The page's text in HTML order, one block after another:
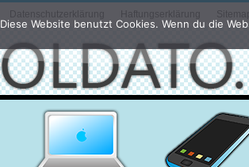
Datenschutzerklärung Haftungserklärung
Diese Website benutzt Cookies. Wenn du die